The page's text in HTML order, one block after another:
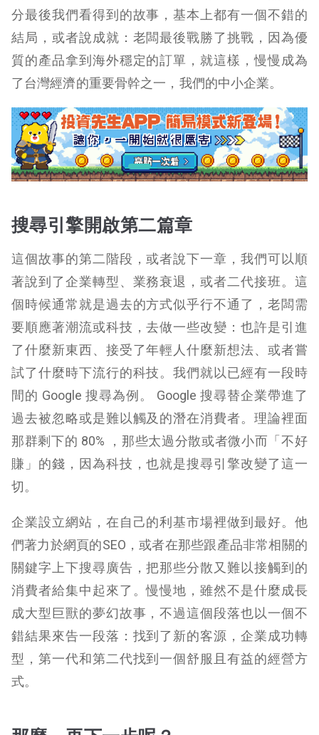
分最後我們看得到的故事，基本上都有一個不錯的
結局，或者說成就：老闆最後戰勝了挑戰，因為優
質的產品拿到海外穩定的訂單，就這樣，慢慢成為
了台灣經濟的重要骨幹之一，我們的中小企業。
搜尋引擎開啟第二篇章
這個故事的第二階段，或者說下一章，我們可以順
著說到了企業轉型、業務衰退，或者二代接班。這
個時候通常就是過去的方式似乎行不通了，老闆需
要順應著潮流或科技，去做一些改變：也許是引進
了什麼新東西、接受了年輕人什麼新想法、或者嘗
試了什麼時下流行的科技。我們就以已經有一段時
間的 Google 搜尋為例。 Google 搜尋替企業帶進了
過去被忽略或是難以觸及的潛在消費者。理論裡面
那群剩下的 80% ，那些太過分散或者微小而「不好
賺」的錢，因為科技，也就是搜尋引擎改變了這一
切。
企業設立網站，在自己的利基市場裡做到最好。他
們著力於網頁的SEO，或者在那些跟產品非常相關的
關鍵字上下搜尋廣告，把那些分散又難以接觸到的
消費者給集中起來了。慢慢地，雖然不是什麼成長
成大型巨獸的夢幻故事，不過這個段落也以一個不
錯結果來告一段落：找到了新的客源，企業成功轉
型，第一代和第二代找到一個舒服且有益的經營方
式。